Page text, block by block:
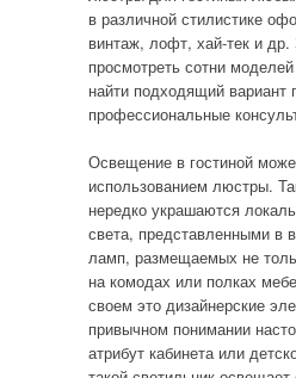
в различной стилистике
винтаж, лофт, хай-тек и др.
просмотреть сотни
найти подходящий вариант
профессиональные
Освещение в гостиной
использованием люстры.
нередко украшаются
света, представленными в
ламп, размещаемых не
на комодах или полках
своем это дизайнерские
привычном понимании
атрибут кабинета или